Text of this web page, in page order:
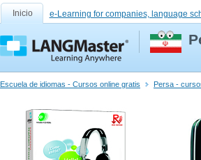
Inicio e-Learning for companies, language
Escuela de idiomas - Cursos online gratis Persa -